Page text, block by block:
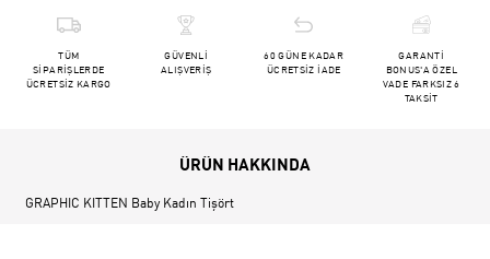
TÜM
SİPARİŞLERDE
ÜCRETSİZ KARGO
GÜVENLİ
ALIŞVERİŞ
60 GÜNE KADAR
ÜCRETSİZ İADE
GARANTİ
BONUS'A ÖZEL
VADE FARKSIZ 6
TAKSİT
ÜRÜN HAKKINDA
GRAPHIC KITTEN Baby Kadın Tişört